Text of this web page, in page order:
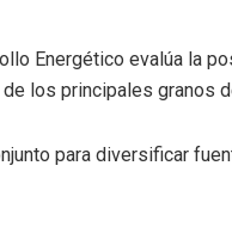
Energético evalúa la
los principales granos
para diversificar